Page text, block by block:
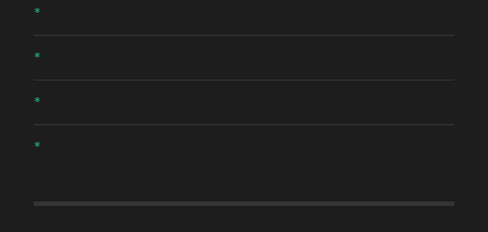
*
*
*
*